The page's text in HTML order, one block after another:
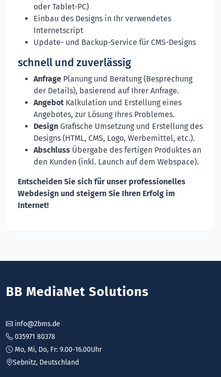
oder Tablet-PC)
Einbau des Designs in Ihr verwendetes
Internetscript
Update- und Backup-Service für CMS-Designs
schnell und zuverlässig
Anfrage Planung und Beratung (Besprechung
der Details), basierend auf Ihrer Anfrage.
Angebot Kalkulation und Erstellung eines
Angebotes, zur Lösung Ihres Problemes.
Design Grafische Umsetzung und Erstellung des
Designs (HTML, CMS, Logo, Werbemittel, etc.).
Abschluss Übergabe des fertigen Produktes an
den Kunden (inkl. Launch auf dem Webspace).
Entscheiden Sie sich für unser professionelles
Webdesign und steigern Sie Ihren Erfolg im
Internet!
BB MediaNet Solutions
info@2bms.de
035971 80378
Mo, Mi, Do, Fr: 9.00-16.00Uhr
Sebnitz, Deutschland